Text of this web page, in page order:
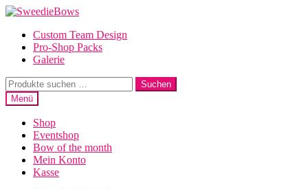
Zur
springen
Zum
springenCustom Team Design
Pro-Shop Packs
Galerie
Suche
nach:
Suchen
Menü
Shop
Eventshop
Bow of the month
Mein Konto
Kasse